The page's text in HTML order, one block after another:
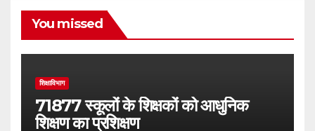
You missed
शिक्षाविभाग
71877 स्कूलों के शिक्षकों को आधुनिक
शिक्षण का प्रशिक्षण